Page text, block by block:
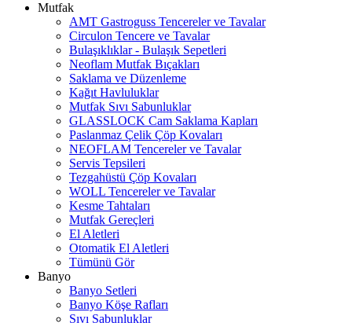
Mutfak
AMT Gastroguss Tencereler ve Tavalar
Circulon Tencere ve Tavalar
Bulaşıklıklar - Bulaşık Sepetleri
Neoflam Mutfak Bıçakları
Saklama ve Düzenleme
Kağıt Havluluklar
Mutfak Sıvı Sabunluklar
GLASSLOCK Cam Saklama Kapları
Paslanmaz Çelik Çöp Kovaları
NEOFLAM Tencereler ve Tavalar
Servis Tepsileri
Tezgahüstü Çöp Kovaları
WOLL Tencereler ve Tavalar
Kesme Tahtaları
Mutfak Gereçleri
El Aletleri
Otomatik El Aletleri
Tümünü Gör
Banyo
Banyo Setleri
Banyo Köşe Rafları
Sıvı Sabunluklar